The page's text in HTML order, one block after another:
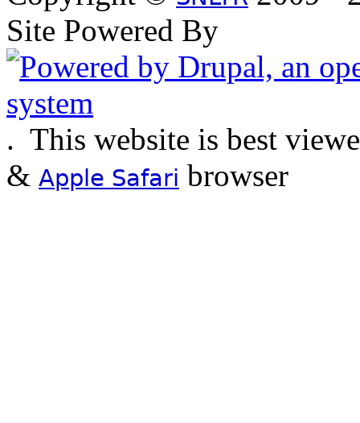
Site Powered By
. This website is best
& Apple Safari browser